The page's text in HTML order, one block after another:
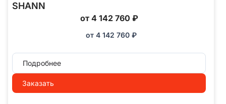
SHANN
от 4 142 760 ₽
от 4 142 760 ₽
Подробнее
Заказать